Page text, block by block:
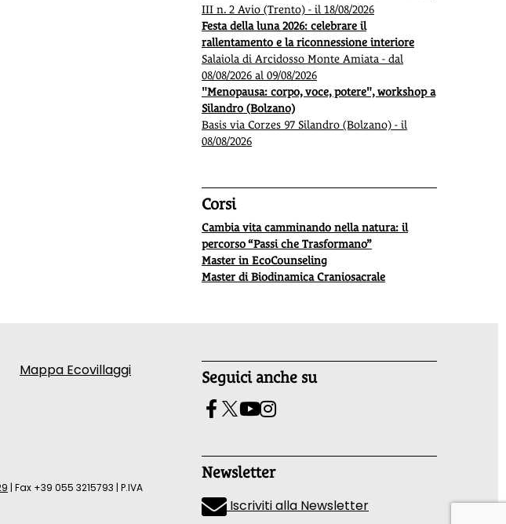
III n. 2 Avio (Trento) - il 18/08/2026
Festa della luna 2026: celebrare il
rallentamento e la riconnessione interiore
Salaiola di Arcidosso Monte Amiata - dal
08/08/2026 al 09/08/2026
"Menopausa: corpo, voce, potere", workshop a
Silandro (Bolzano)
Basis via Corzes 97 Silandro (Bolzano) - il
08/08/2026
Corsi
Cambia vita camminando nella natura: il
percorso “Passi che Trasformano”
Master in EcoCounseling
Master di Biodinamica Craniosacrale
Mappa Ecovillaggi Seguici anche su
Newsletter
Iscriviti alla Newsletter
| Fax +39 055 3215793 | P.IVA